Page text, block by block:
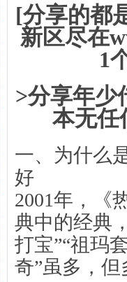
[分享的都
新区尽在
1
>分享年少
本无任
一、为什么
好
2001年，《
典中的经典
打宝”“祖玛
奇”虽多，